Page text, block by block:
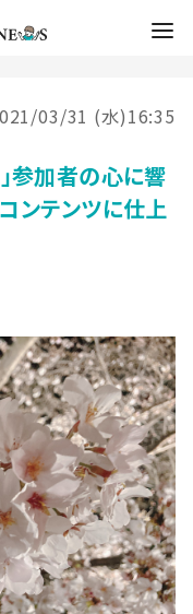
03/31 (水)16:35
参加者の心に響
ンテンツに仕上